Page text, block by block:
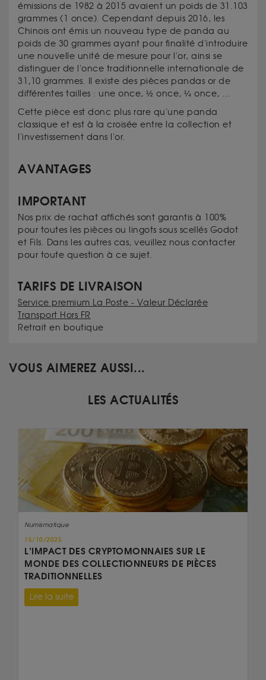
émissions de 1982 à 2015 avaient un poids de 31.103
grammes (1 once). Cependant depuis 2016, les
Chinois ont émis un nouveau type de panda au
poids de 30 grammes ayant pour finalité d'introduire
une nouvelle unité de mesure pour l'or, ainsi se
distinguer de l'once traditionnelle internationale de
31,10 grammes. Il existe des pièces pandas or de
différentes tailles : une once, ½ once, ¼ once, …
Cette pièce est donc plus rare qu'une panda
classique et est à la croisée entre la collection et
l'investissement dans l'or.
AVANTAGES
IMPORTANT
Nos prix de rachat affichés sont garantis à 100%
pour toutes les pièces ou lingots sous scellés Godot
et Fils. Dans les autres cas, veuillez nous contacter
pour toute question à ce sujet.
TARIFS DE LIVRAISON
Service premium La Poste - Valeur Déclarée
Transport Hors FR
Retrait en boutique
VOUS AIMEREZ AUSSI...
LES ACTUALITÉS
Numismatique
15/10/2025
L’IMPACT DES CRYPTOMONNAIES SUR LE
MONDE DES COLLECTIONNEURS DE PIÈCES
TRADITIONNELLES
Lire la suite